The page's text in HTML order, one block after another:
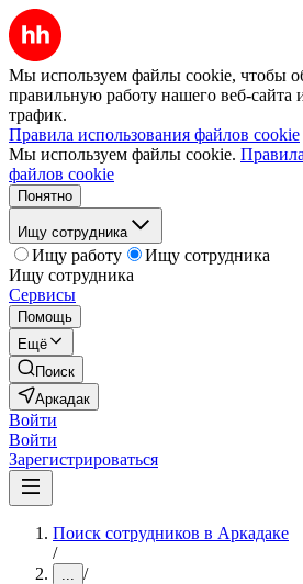
Мы используем файлы cookie, чтобы
правильную работу нашего веб-сайта
трафик.
Правила использования файлов cookie
Мы используем файлы cookie.
файлов cookie
Понятно
Ищу сотрудника
Ищу работу
Ищу сотрудника
Ищу сотрудника
Сервисы
Помощь
Ещё
Поиск
Аркадак
Войти
Войти
Зарегистрироваться
Поиск сотрудников в Аркадаке
/
... /